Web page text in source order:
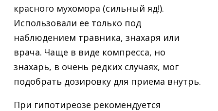
красного мухомора (сильный яд!).
Использовали ее только под
наблюдением травника, знахаря или
врача. Чаще в виде компресса, но
знахарь, в очень редких случаях, мог
подобрать дозировку для приема внутрь.
При гипотиреозе рекомендуется